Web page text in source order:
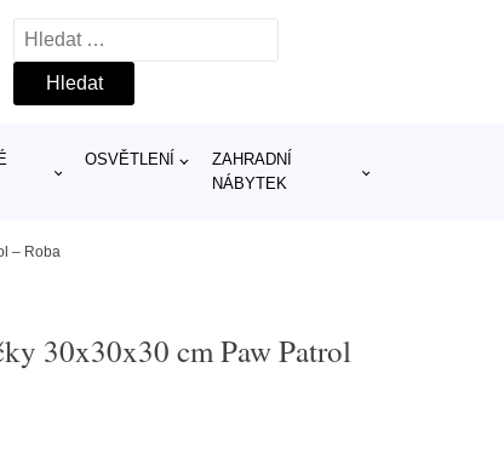
Vyhledávání
OSVĚTLENÍ
ZAHRADNÍ
NÁBYTEK
– Roba
30x30x30 cm Paw Patrol